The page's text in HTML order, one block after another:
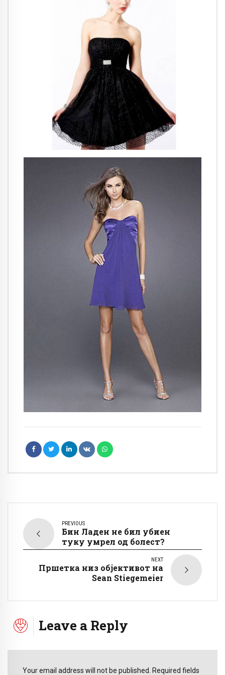
PREVIOUS
Бин Ладен не бил убиен
туку умрел од болест?
NEXT
Пршетка низ објективот на
Sean Stiegemeier
Leave a Reply
Your email address will not be published. Required fields